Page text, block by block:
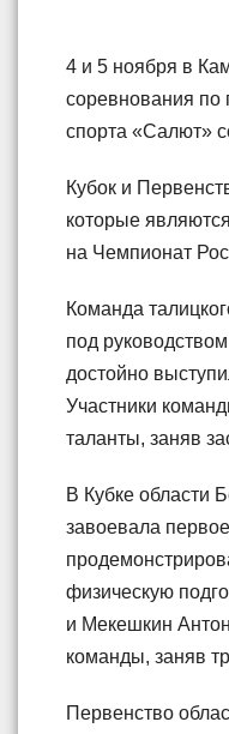
4 и 5 ноября в
соревнования по
спорта «Салют»
Кубок и
которые
на Чемпионат
Команда
под
достойно
Участники
таланты, заняв
В Кубке области
завоевала
физическую
и Мекешкин
команды, заняв
Первенство